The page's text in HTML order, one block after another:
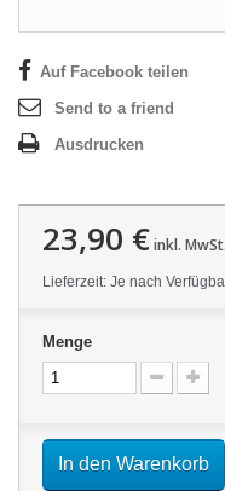
Auf Facebook teilen
Send to a friend
Ausdrucken
23,90 €inkl. MwSt.
Lieferzeit: Je nach
Menge
In den Warenkorb